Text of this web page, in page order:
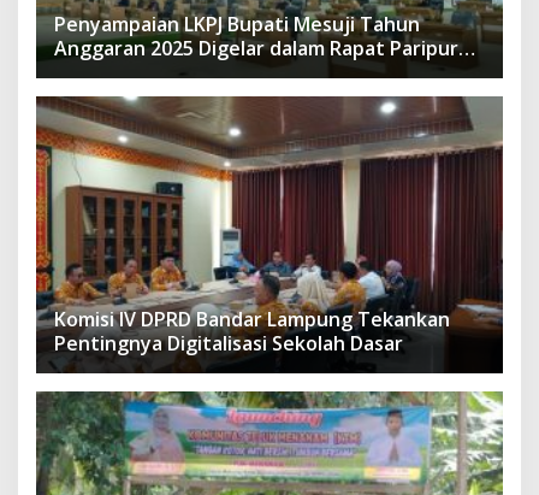
Penyampaian LKPJ Bupati Mesuji Tahun
Anggaran 2025 Digelar dalam Rapat Paripurna
DPRD
Komisi IV DPRD Bandar Lampung Tekankan
Pentingnya Digitalisasi Sekolah Dasar